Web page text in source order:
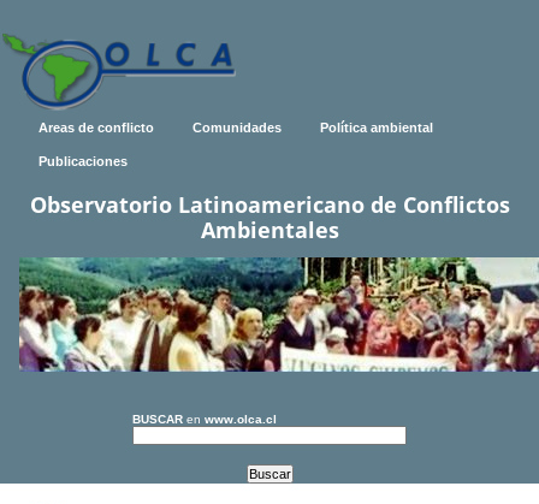
Areas de conflicto Comunidades Política ambiental
Publicaciones
Observatorio Latinoamericano de Conflictos
Ambientales
BUSCAR en www.olca.cl